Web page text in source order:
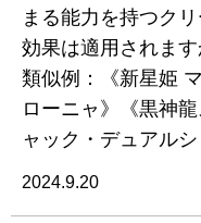
まる能力を持つク
効果は適用されます
類似例：《新星姫
ローニャ》《黒神
ャック・デュアル
2024.9.20